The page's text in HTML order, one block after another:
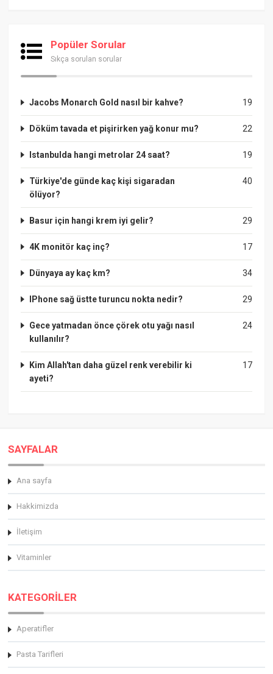
Popüler Sorular
Sıkça sorulan sorular
19
Jacobs Monarch Gold nasıl bir kahve?
22
Döküm tavada et pişirirken yağ konur mu?
19
Istanbulda hangi metrolar 24 saat?
40
Türkiye'de günde kaç kişi sigaradan
ölüyor?
29
Basur için hangi krem iyi gelir?
17
4K monitör kaç inç?
34
Dünyaya ay kaç km?
29
IPhone sağ üstte turuncu nokta nedir?
24
Gece yatmadan önce çörek otu yağı nasıl
kullanılır?
17
Kim Allah'tan daha güzel renk verebilir ki
ayeti?
SAYFALAR
Ana sayfa
Hakkimizda
İletişim
Vitaminler
KATEGORİLER
Aperatifler
Pasta Tarifleri